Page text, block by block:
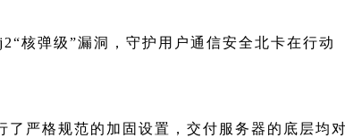
严格规范的加固设置，交付服务器的底层均